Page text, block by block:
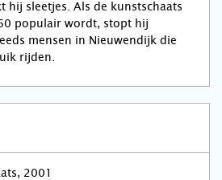
hij sleetjes. Als de kunstschaats
populair wordt, stopt hij
mensen in Nieuwendijk die
rijden.
2001